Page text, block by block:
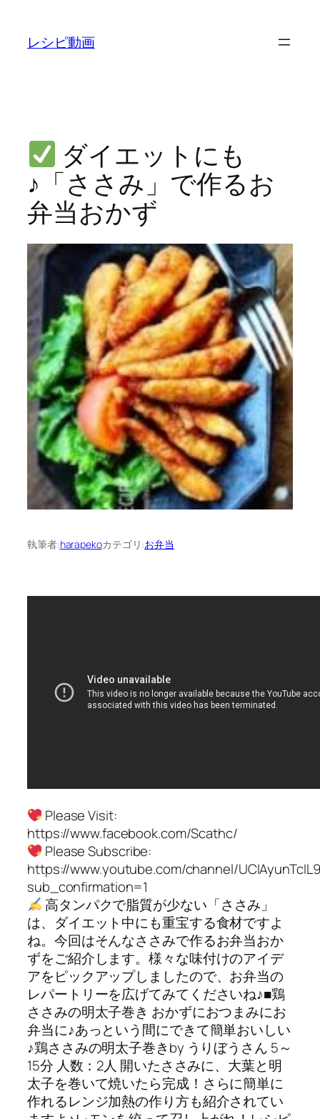
レシピ動画
ダイエットにも
♪「ささみ」で作るお
弁当おかず
執筆者:harapekoカテゴリ:お弁当
Please Visit:
https://www.facebook.com/Scathc/
Please Subscribe:
https://www.youtube.com/channel/
sub_confirmation=1
高タンパクで脂質が少ない「ささみ」
は、ダイエット中にも重宝する食材ですよ
ね。今回はそんなささみで作るお弁当おか
ずをご紹介します。様々な味付けのアイデ
アをピックアップしましたので、お弁当の
レパートリーを広げてみてくださいね♪■鶏
ささみの明太子巻き おかずにおつまみにお
弁当に♪あっという間にできて簡単おいしい
♪鶏ささみの明太子巻きby うりぼうさん 5～
15分 人数：2人 開いたささみに、大葉と明
太子を巻いて焼いたら完成！さらに簡単に
作れるレンジ加熱の作り方も紹介されてい